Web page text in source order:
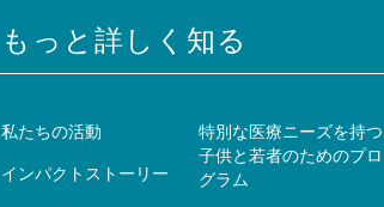
もっと詳しく知る
私たちの活動
インパクトストーリー
特別な医療ニーズを持つ
子供と若者のためのプロ
グラム